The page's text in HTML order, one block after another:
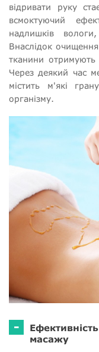
відривати руку
всмоктуючий
надлишків
Внаслідок
тканини
Через деякий час
містить м'які
організму.
-
масажу